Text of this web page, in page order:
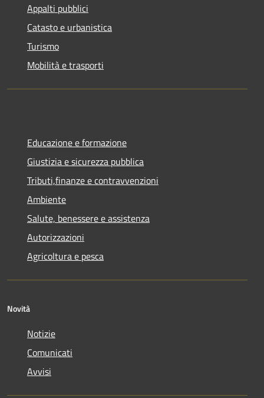
Appalti pubblici
Catasto e urbanistica
Turismo
Mobilità e trasporti
Educazione e formazione
Giustizia e sicurezza pubblica
Tributi,finanze e contravvenzioni
Ambiente
Salute, benessere e assistenza
Autorizzazioni
Agricoltura e pesca
Novità
Notizie
Comunicati
Avvisi